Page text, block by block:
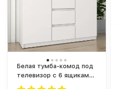
Белая тумба-комод под
телевизор с 6 ящиками
и дверками как модуль